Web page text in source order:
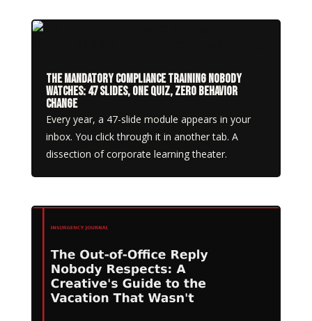
The Mandatory Compliance Training Nobody
Watches: 47 Slides, One Quiz, Zero Behavior
Change
Every year, a 47-slide module appears in your
inbox. You click through it in another tab. A
dissection of corporate learning theater.